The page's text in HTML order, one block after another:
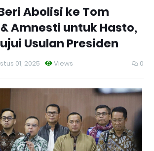
Abolisi ke Tom
Amnesti untuk Hasto,
Usulan Presiden
Views
01, 2025 0